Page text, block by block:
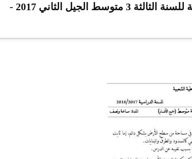
نماذج امتحانات الفصل 02 في مادة العلوم الطبيعية للسنة الثالثة 3 متوسط الجيل الثاني 2017 -